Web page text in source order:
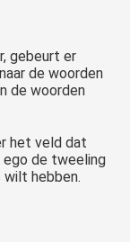
gebeurt er
de woorden
de woorden
het veld dat
ego de tweeling
hebben.